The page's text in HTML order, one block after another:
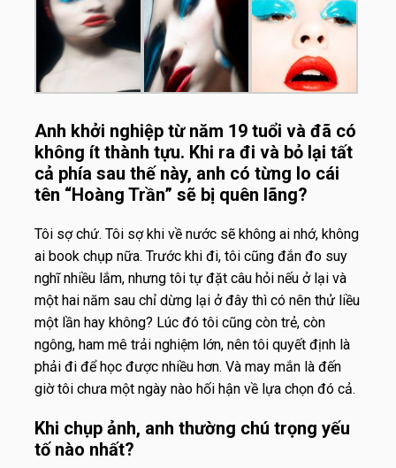
Anh khởi nghiệp từ năm 19 tuổi và đã có
không ít thành tựu. Khi ra đi và bỏ lại tất
cả phía sau thế này, anh có từng lo cái
tên “Hoàng Trần” sẽ bị quên lãng?
Tôi sợ chứ. Tôi sợ khi về nước sẽ không ai nhớ, không
ai book chụp nữa. Trước khi đi, tôi cũng đắn đo suy
nghĩ nhiều lắm, nhưng tôi tự đặt câu hỏi nếu ở lại và
một hai năm sau chỉ dừng lại ở đây thì có nên thử liều
một lần hay không? Lúc đó tôi cũng còn trẻ, còn
ngông, ham mê trải nghiệm lớn, nên tôi quyết định là
phải đi để học được nhiều hơn. Và may mắn là đến
giờ tôi chưa một ngày nào hối hận về lựa chọn đó cả.
Khi chụp ảnh, anh thường chú trọng yếu
tố nào nhất?